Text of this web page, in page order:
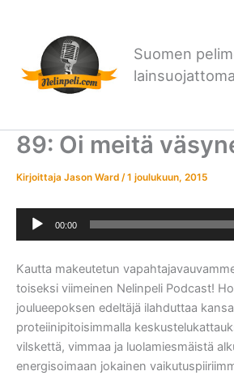
Suomen
89: Oi meitä
Kirjoittaja Jason Ward /1 joulukuun, 2015
Äänitoistin
00:00
Kautta makeutetun
toiseksi viimeinen Nelinpeli Podcast!
joulueepoksen edeltäjä ilahduttaa
proteiinipitoisimmalla
vilskettä, vimmaa ja luolamiesmäistä
energisoimaan jokainen